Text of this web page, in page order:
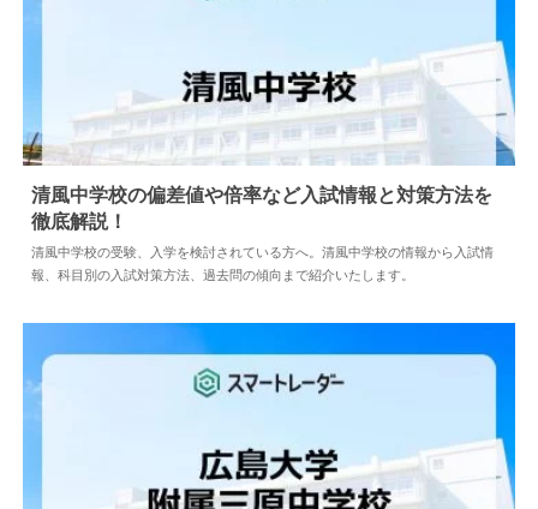
中学情報 2026.07.12
清風中学校の偏差値や倍率など入試情報と対策方法を
徹底解説！
清風中学校の受験、入学を検討されている方へ。清風中学校の情報から入試情
報、科目別の入試対策方法、過去問の傾向まで紹介いたします。